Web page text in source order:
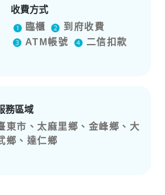
收費方式
臨櫃
到府收費
ATM帳號
二信扣款
務區域
東市、太麻里鄉、金峰鄉、大
鄉、達仁鄉